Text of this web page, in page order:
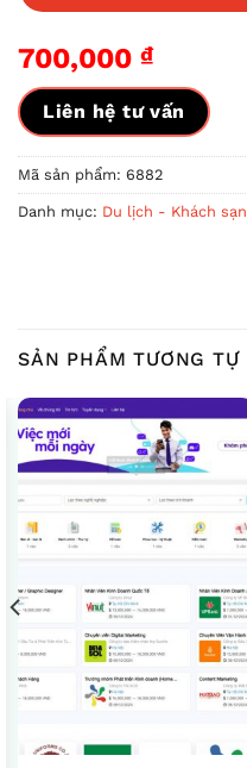
700,000 ₫
Liên hệ tư vấn
Mã sản phẩm: 6882
Danh mục: Du lịch - Khách sạn
SẢN PHẨM TƯƠNG TỰ